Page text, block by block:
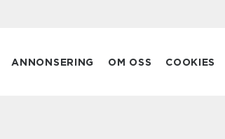
ANNONSERING OM OSS COOKIES